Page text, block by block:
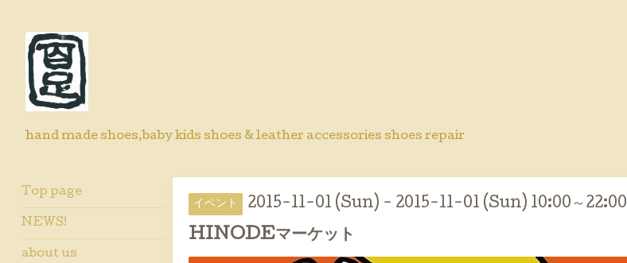
hand made shoes,baby kids shoes & leather accessories shoes repair
イベント 2015-11-01 (Sun) - 2015-11-01 (Sun) 10:00～22:00
HINODEマーケット
Top page
NEWS!
about us